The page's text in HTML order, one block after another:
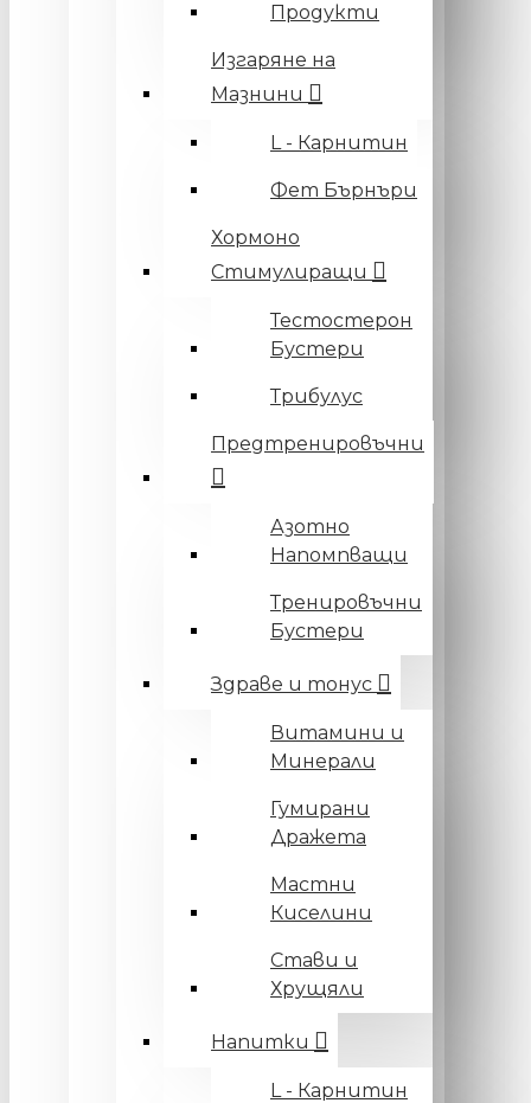
Продукти
Изгаряне на
Мазнини
L - Карнитин
Фет Бърнъри
Хормоно
Стимулиращи
Тестостерон
Бустери
Трибулус
Предтренировъчни
Азотно
Напомпващи
Тренировъчни
Бустери
Здраве и тонус
Витамини и
Минерали
Гумирани
Дражета
Мастни
Киселини
Стави и
Хрущяли
Напитки
L - Карнитин